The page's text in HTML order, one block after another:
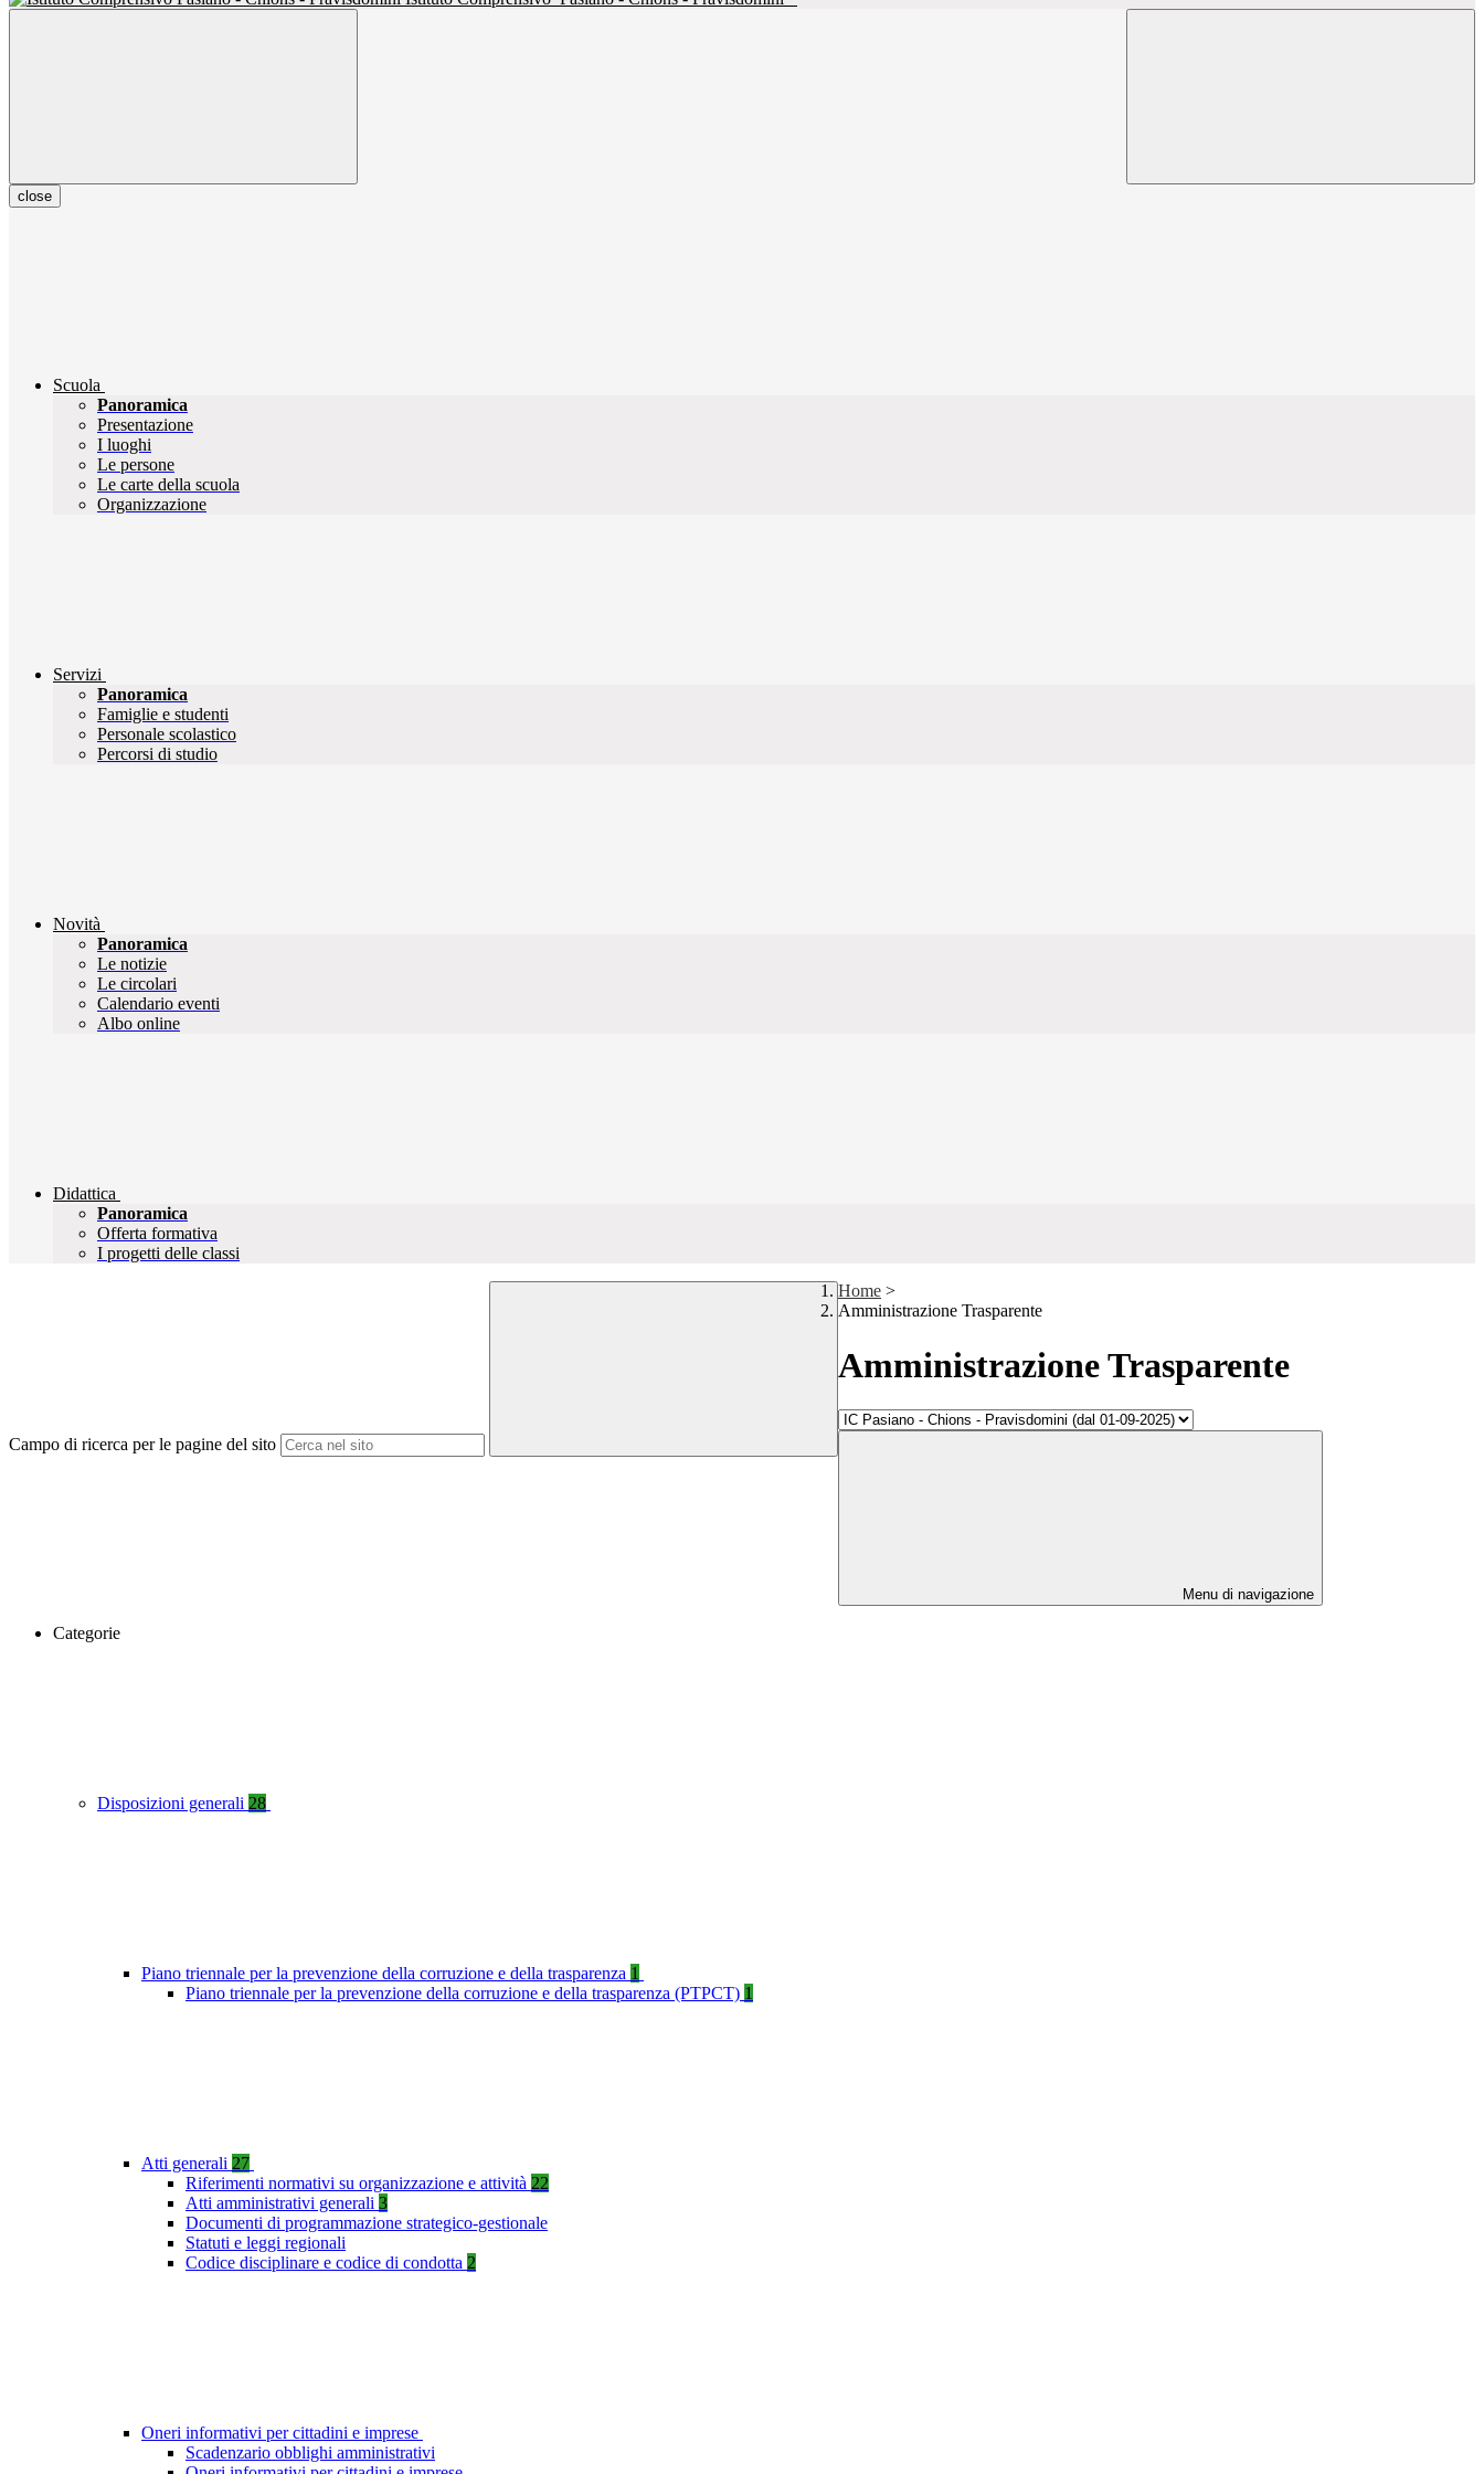
close
Scuola
Panoramica
Presentazione
I luoghi
Le persone
Le carte della scuola
Organizzazione
Servizi
Panoramica
Famiglie e studenti
Personale scolastico
Percorsi di studio
Novità
Panoramica
Le notizie
Le circolari
Calendario eventi
Albo online
Didattica
Panoramica
Offerta formativa
I progetti delle classi
Campo di ricerca per le pagine del sito
Home >
Amministrazione Trasparente
Amministrazione Trasparente
Menu di navigazione
Categorie
Disposizioni generali 28
Piano triennale per la prevenzione della corruzione e della trasparenza 1
Piano triennale per la prevenzione della corruzione e della trasparenza (PTPCT) 1
Atti generali 27
Riferimenti normativi su organizzazione e attività 22
Atti amministrativi generali 3
Documenti di programmazione strategico-gestionale
Statuti e leggi regionali
Codice disciplinare e codice di condotta 2
Oneri informativi per cittadini e imprese
Scadenzario obblighi amministrativi